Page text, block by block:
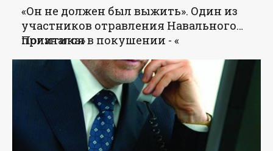
«Он не должен был выжить». Один из
участников отравления Навального
признался в покушении - «
Политика»